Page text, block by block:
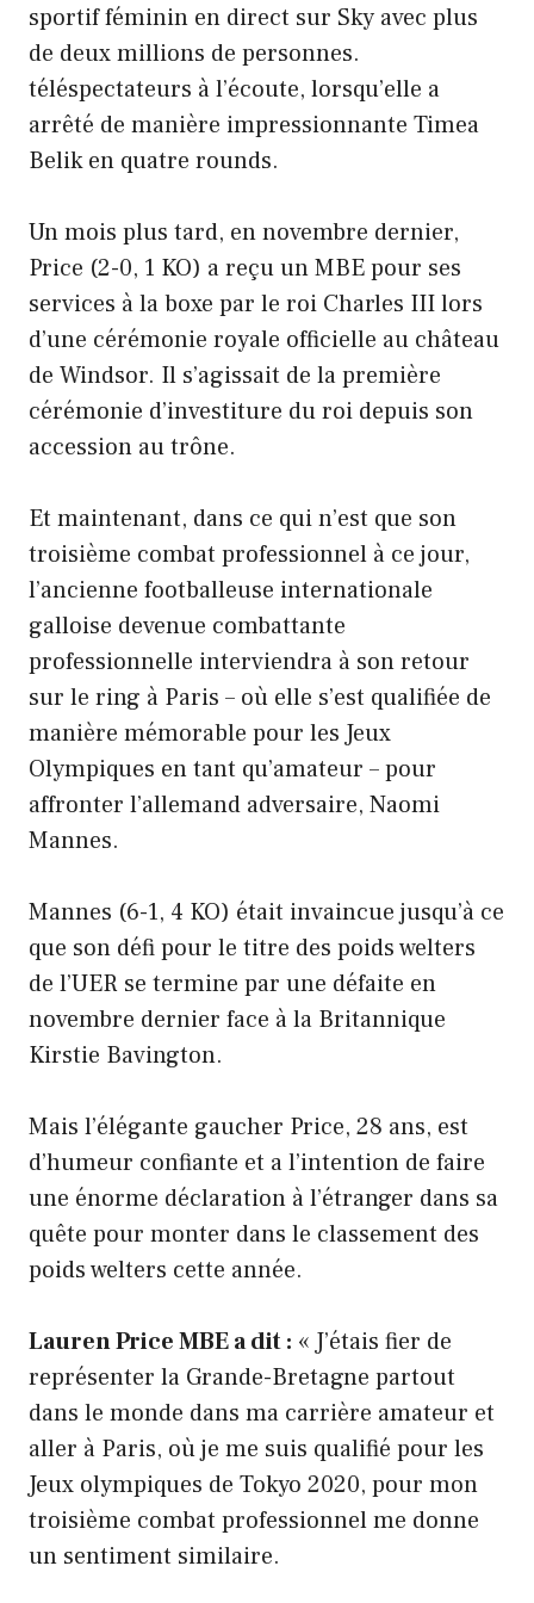
sportif féminin en direct sur Sky avec plus
de deux millions de personnes.
téléspectateurs à l’écoute, lorsqu’elle a
arrêté de manière impressionnante Timea
Belik en quatre rounds.
Un mois plus tard, en novembre dernier,
Price (2-0, 1 KO) a reçu un MBE pour ses
services à la boxe par le roi Charles III lors
d’une cérémonie royale officielle au château
de Windsor. Il s’agissait de la première
cérémonie d’investiture du roi depuis son
accession au trône.
Et maintenant, dans ce qui n’est que son
troisième combat professionnel à ce jour,
l’ancienne footballeuse internationale
galloise devenue combattante
professionnelle interviendra à son retour
sur le ring à Paris – où elle s’est qualifiée de
manière mémorable pour les Jeux
Olympiques en tant qu’amateur – pour
affronter l’allemand adversaire, Naomi
Mannes.
Mannes (6-1, 4 KO) était invaincue jusqu’à ce
que son défi pour le titre des poids welters
de l’UER se termine par une défaite en
novembre dernier face à la Britannique
Kirstie Bavington.
Mais l’élégante gaucher Price, 28 ans, est
d’humeur confiante et a l’intention de faire
une énorme déclaration à l’étranger dans sa
quête pour monter dans le classement des
poids welters cette année.
Lauren Price MBE a dit : « J’étais fier de
représenter la Grande-Bretagne partout
dans le monde dans ma carrière amateur et
aller à Paris, où je me suis qualifié pour les
Jeux olympiques de Tokyo 2020, pour mon
troisième combat professionnel me donne
un sentiment similaire.